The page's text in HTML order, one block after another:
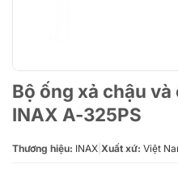
Bộ ống xả chậu
INAX A-325PS
Thương hiệu: INAX Xuất xứ: Việt